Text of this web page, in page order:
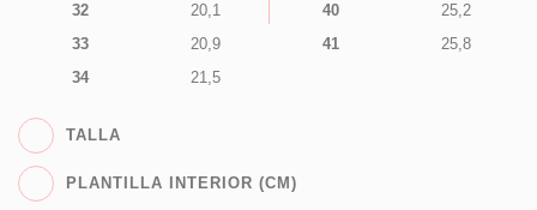
32
20,1
33
20,9
34
21,5
40
25,2
41
25,8
TALLA
PLANTILLA INTERIOR (CM)